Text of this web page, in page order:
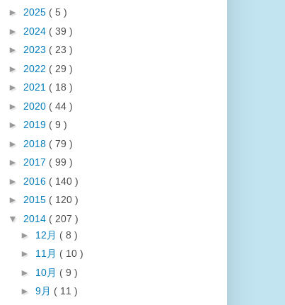
► 2025 ( 5 )
► 2024 ( 39 )
► 2023 ( 23 )
► 2022 ( 29 )
► 2021 ( 18 )
► 2020 ( 44 )
► 2019 ( 9 )
► 2018 ( 79 )
► 2017 ( 99 )
► 2016 ( 140 )
► 2015 ( 120 )
▼ 2014 ( 207 )
► 12月 ( 8 )
► 11月 ( 10 )
► 10月 ( 9 )
► 9月 ( 11 )